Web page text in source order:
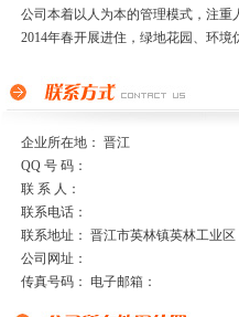
公司本着以人为本的管理模式，注重
2014年春开展进住，绿地花园、环境
企业所在地： 晋江
QQ 号 码：
联 系 人：
联系电话：
联系地址： 晋江市英林镇英林工业区
公司网址：
传真号码： 电子邮箱：